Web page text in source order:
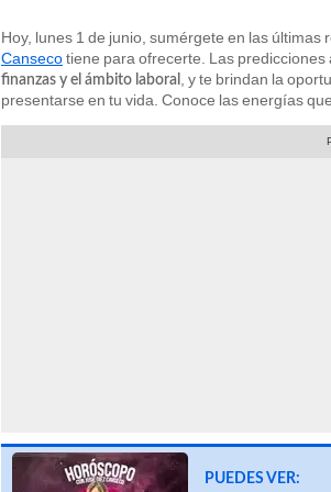
Hoy, lunes 1 de junio, sumérgete en las últimas
Cansecotiene para ofrecerte. Las
finanzas y el ámbito laboral
, y te brindan la
presentarse en tu vida. Conoce las energías
PUEDES VER: